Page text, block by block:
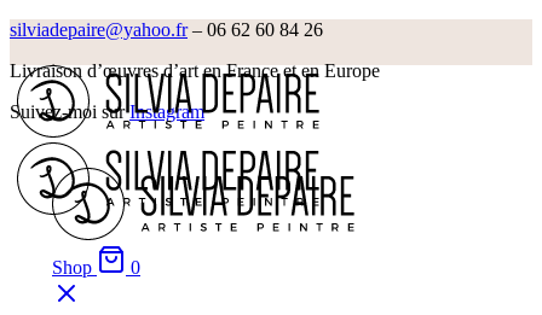
silviadepaire@yahoo.fr– 06 62 60 84 26‬
Livraison d’œuvres d’art en France et en Europe
Suivez-moi surInstagram
Shop 0